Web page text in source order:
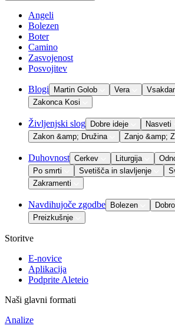
Angeli
Bolezen
Boter
Camino
Zasvojenost
Posvojitev
Blogi Martin Golob Vera
Zakonca Kosi
Življenjski slog Dobre ideje Nasveti
Zakon &amp; Družina
Zanjo &amp;
Duhovnost Cerkev Liturgija
Po smrti
Svetišča in slavljenje
Zakramenti
Navdihujoče zgodbe Bolezen
Preizkušnje
Storitve
E-novice
Aplikacija
Podprite Aleteio
Naši glavni formati
Analize